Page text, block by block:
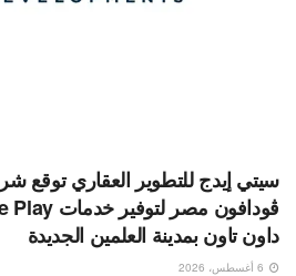
سيتي إيدج للتطوير العقاري توقع
داون تاون بمدينة العلمين الجديدة